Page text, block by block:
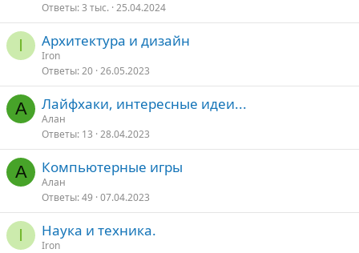
Ответы 3 тыс. 25.04.2024
I Архитектура и дизайн
Iron
Ответы 20 26.05.2023
А Лайфхаки, интересные идеи...
Алан
Ответы 13 28.04.2023
А Компьютерные игры
Алан
Ответы 49 07.04.2023
I Наука и техника.
Iron